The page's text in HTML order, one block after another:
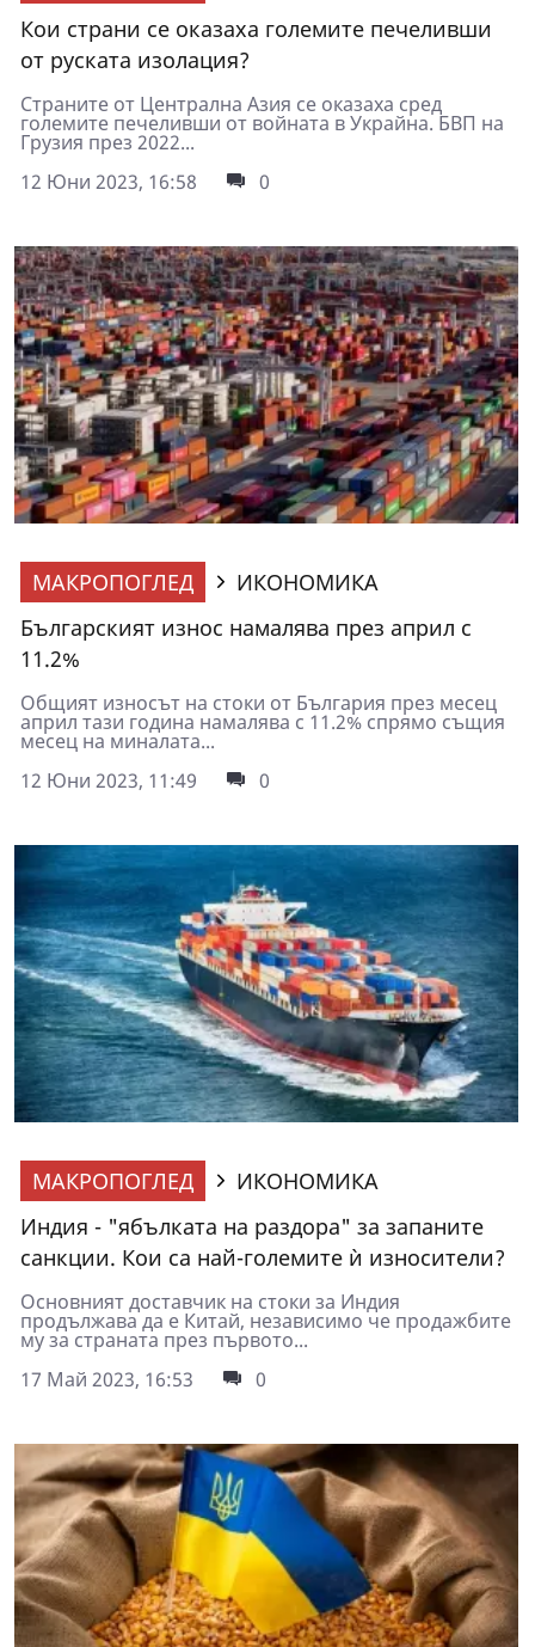
Кои страни се оказаха големите печеливши
от руската изолация?
Страните от Централна Азия се оказаха сред
големите печеливши от войната в Украйна. БВП на
Грузия през 2022...
12 Юни 2023, 16:58
0
МАКРОПОГЛЕД
ИКОНОМИКА
Българският износ намалява през април с
11.2%
Общият износът на стоки от България през месец
април тази година намалява с 11.2% спрямо същия
месец на миналата...
12 Юни 2023, 11:49
0
МАКРОПОГЛЕД
ИКОНОМИКА
Индия - "ябълката на раздора" за запаните
санкции. Кои са най-големите ѝ износители?
Основният доставчик на стоки за Индия
продължава да е Китай, независимо че продажбите
му за страната през първото...
17 Май 2023, 16:53
0